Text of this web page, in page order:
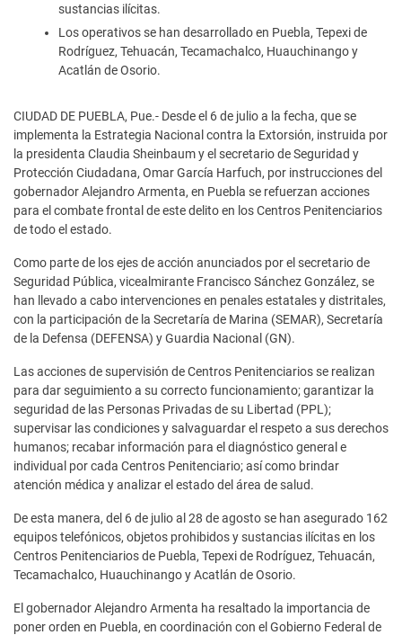
sustancias ilícitas.
Los operativos se han desarrollado en Puebla, Tepexi de
Rodríguez, Tehuacán, Tecamachalco, Huauchinango y
Acatlán de Osorio.
CIUDAD DE PUEBLA, Pue.- Desde el 6 de julio a la fecha, que se
implementa la Estrategia Nacional contra la Extorsión, instruida por
la presidenta Claudia Sheinbaum y el secretario de Seguridad y
Protección Ciudadana, Omar García Harfuch, por instrucciones del
gobernador Alejandro Armenta, en Puebla se refuerzan acciones
para el combate frontal de este delito en los Centros Penitenciarios
de todo el estado.
Como parte de los ejes de acción anunciados por el secretario de
Seguridad Pública, vicealmirante Francisco Sánchez González, se
han llevado a cabo intervenciones en penales estatales y distritales,
con la participación de la Secretaría de Marina (SEMAR), Secretaría
de la Defensa (DEFENSA) y Guardia Nacional (GN).
Las acciones de supervisión de Centros Penitenciarios se realizan
para dar seguimiento a su correcto funcionamiento; garantizar la
seguridad de las Personas Privadas de su Libertad (PPL);
supervisar las condiciones y salvaguardar el respeto a sus derechos
humanos; recabar información para el diagnóstico general e
individual por cada Centros Penitenciario; así como brindar
atención médica y analizar el estado del área de salud.
De esta manera, del 6 de julio al 28 de agosto se han asegurado 162
equipos telefónicos, objetos prohibidos y sustancias ilícitas en los
Centros Penitenciarios de Puebla, Tepexi de Rodríguez, Tehuacán,
Tecamachalco, Huauchinango y Acatlán de Osorio.
El gobernador Alejandro Armenta ha resaltado la importancia de
poner orden en Puebla, en coordinación con el Gobierno Federal de